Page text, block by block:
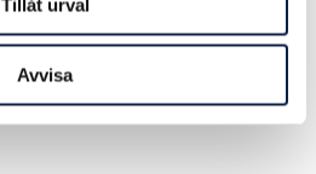
Tillåt urval
Avvisa